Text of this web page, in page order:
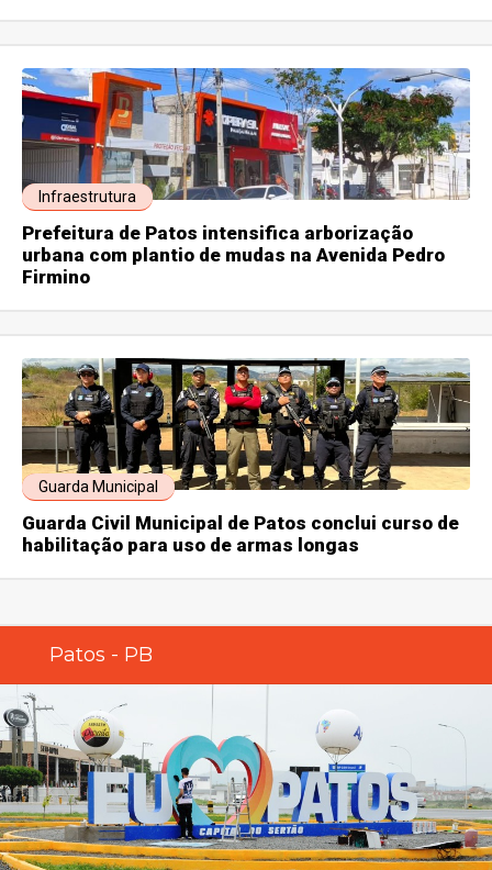
Infraestrutura
Prefeitura de Patos intensifica arborização
urbana com plantio de mudas na Avenida Pedro
Firmino
Guarda Municipal
Guarda Civil Municipal de Patos conclui curso de
habilitação para uso de armas longas
Patos - PB